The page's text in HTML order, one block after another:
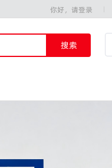
你好，请登录
搜索